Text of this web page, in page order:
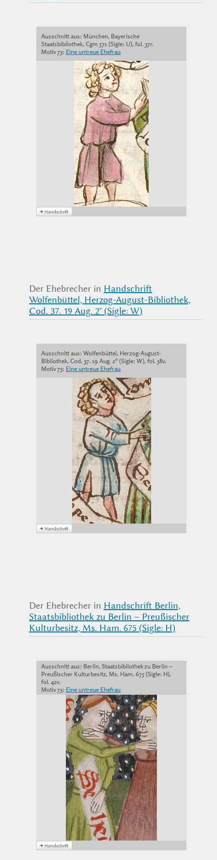
Ausschnitt aus: München, Bayerische
Staatsbibliothek, Cgm 571 (Sigle: U), fol. 37r.
Motiv 73: Eine untreue Ehefrau
Der Ehebrecher in Handschrift
Wolfenbüttel, Herzog-August-Bibliothek,
Cod. 37. 19 Aug. 2° (Sigle: W)
Ausschnitt aus: Wolfenbüttel, Herzog-August-
Bibliothek, Cod. 37. 19 Aug. 2° (Sigle: W), fol. 38v.
Motiv 73: Eine untreue Ehefrau
Der Ehebrecher in Handschrift Berlin,
Staatsbibliothek zu Berlin – Preußischer
Kulturbesitz, Ms. Ham. 675 (Sigle: H)
Ausschnitt aus: Berlin, Staatsbibliothek zu Berlin –
Preußischer Kulturbesitz, Ms. Ham. 675 (Sigle: H),
fol. 42v.
Motiv 73: Eine untreue Ehefrau